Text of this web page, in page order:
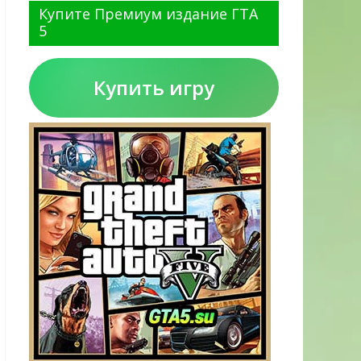
Купите Премиум издание ГТА
5
Купить игру